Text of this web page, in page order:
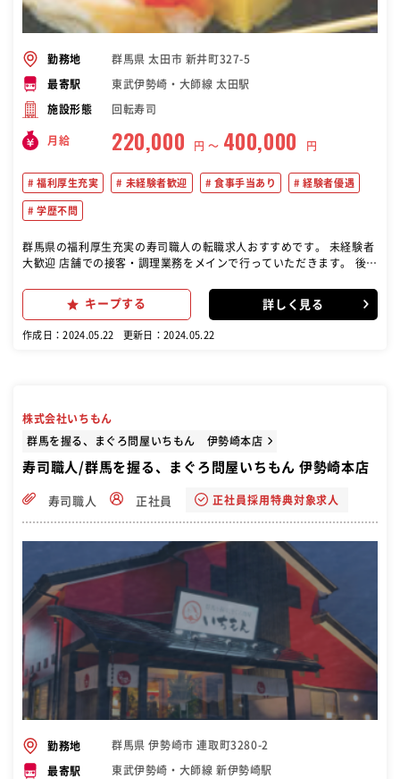
勤務地 群馬県 太田市 新井町327-5
最寄駅 東武伊勢崎・大師線 太田駅
施設形態 回転寿司
月給 220,000 円 〜 400,000 円
福利厚生充実 未経験者歓迎 食事手当あり 経験者優遇
学歴不問
群馬県の福利厚生充実の寿司職人の転職求人おすすめです。 未経験者
大歓迎 店舗での接客・調理業務をメインで行っていただきます。 後に
きます。 弊社オリジナルのキャリアアップにつながる充実した研修制
度も完備！ あなたの成長を応援していきます。
キープする 詳しく見る
作成日：2024.05.22 更新日：2024.05.22
株式会社いちもん
群馬を握る、まぐろ問屋いちもん 伊勢崎本店
寿司職人/群馬を握る、まぐろ問屋いちもん 伊勢崎本店
寿司職人 正社員 正社員採用特典対象求人
勤務地 群馬県 伊勢崎市 連取町3280-2
最寄駅 東武伊勢崎・大師線 新伊勢崎駅